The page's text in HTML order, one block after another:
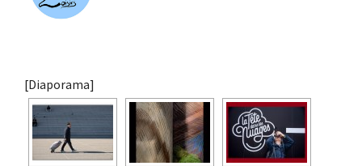
[Diaporama]